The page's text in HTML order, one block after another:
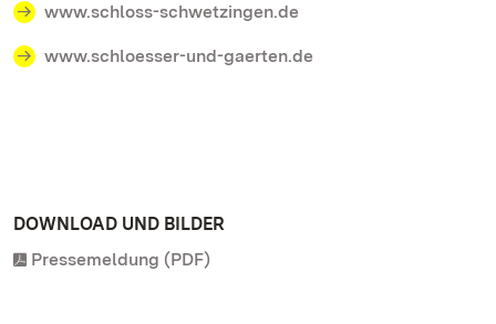
www.schloss-schwetzingen.de
www.schloesser-und-gaerten.de
DOWNLOAD UND BILDER
Pressemeldung (PDF)